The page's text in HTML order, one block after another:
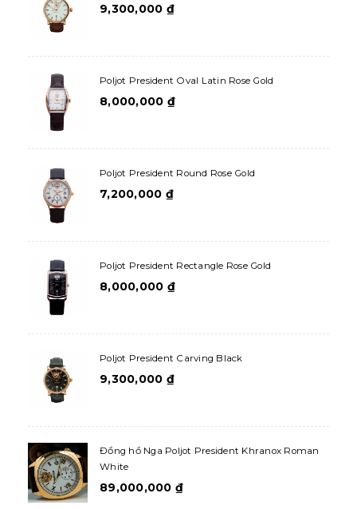
9,300,000 ₫
Poljot President Oval Latin Rose Gold
8,000,000 ₫
Poljot President Round Rose Gold
7,200,000 ₫
Poljot President Rectangle Rose Gold
8,000,000 ₫
Poljot President Carving Black
9,300,000 ₫
Đồng hồ Nga Poljot President Khranox Roman
White
89,000,000 ₫